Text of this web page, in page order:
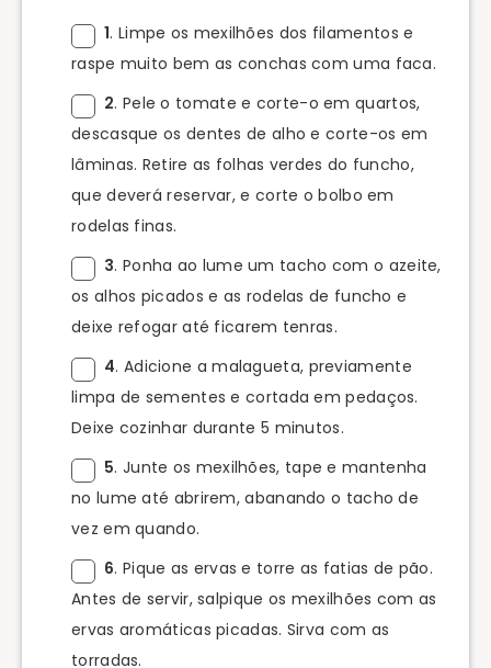
1. Limpe os mexilhões dos filamentos e
raspe muito bem as conchas com uma faca.
2. Pele o tomate e corte-o em quartos,
descasque os dentes de alho e corte-os em
lâminas. Retire as folhas verdes do funcho,
que deverá reservar, e corte o bolbo em
rodelas finas.
3. Ponha ao lume um tacho com o azeite,
os alhos picados e as rodelas de funcho e
deixe refogar até ficarem tenras.
4. Adicione a malagueta, previamente
limpa de sementes e cortada em pedaços.
Deixe cozinhar durante 5 minutos.
5. Junte os mexilhões, tape e mantenha
no lume até abrirem, abanando o tacho de
vez em quando.
6. Pique as ervas e torre as fatias de pão.
Antes de servir, salpique os mexilhões com as
ervas aromáticas picadas. Sirva com as
torradas.